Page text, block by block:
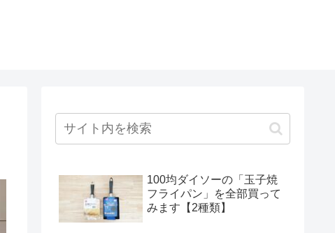
100均ダイソーの「玉子焼
フライパン」を全部買って
みます【2種類】